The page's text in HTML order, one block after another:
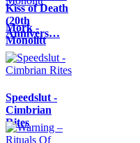
Kiss of Death
(20th
Annivers…
Mork -
Monolitt
Speedslut -
Cimbrian
Rites